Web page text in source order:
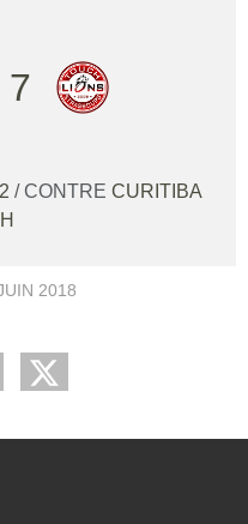
7
/ CONTRE CURITIBA
2018